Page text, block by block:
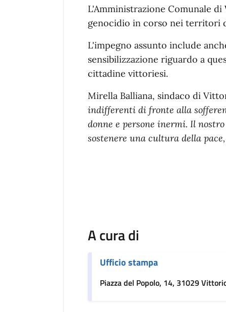
L'Amministrazione Comunale
genocidio in corso nei territori
L'impegno assunto include
sensibilizzazione riguardo a
cittadine vittoriesi.
Mirella Balliana, sindaco di
indifferenti di fronte alla
donne e persone inermi. Il
sostenere una cultura della
A cura di
Ufficio stampa
Piazza del Popolo, 14, 31029